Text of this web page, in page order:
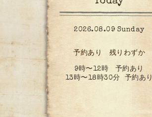
2026.08.09 Sunday
予約あり 残りわずか
9時〜12時 予約あり
13時〜18時30分 予約あり